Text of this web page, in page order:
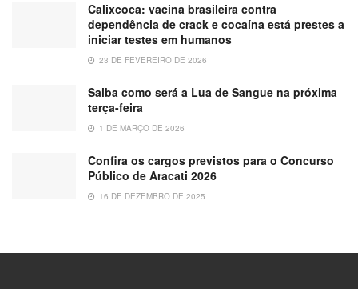
Calixcoca: vacina brasileira contra
dependência de crack e cocaína está prestes a
iniciar testes em humanos
23 DE FEVEREIRO DE 2026
Saiba como será a Lua de Sangue na próxima
terça-feira
1 DE MARÇO DE 2026
Confira os cargos previstos para o Concurso
Público de Aracati 2026
16 DE DEZEMBRO DE 2025